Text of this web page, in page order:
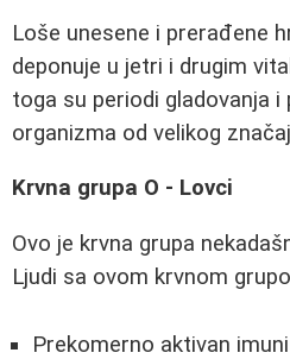
Loše unesene i prerađene
deponuje u jetri i drugim
toga su periodi gladovanja
organizma od velikog
Krvna grupa O - Lovci
Ovo je krvna grupa
Ljudi sa ovom krvnom
Prekomerno aktivan